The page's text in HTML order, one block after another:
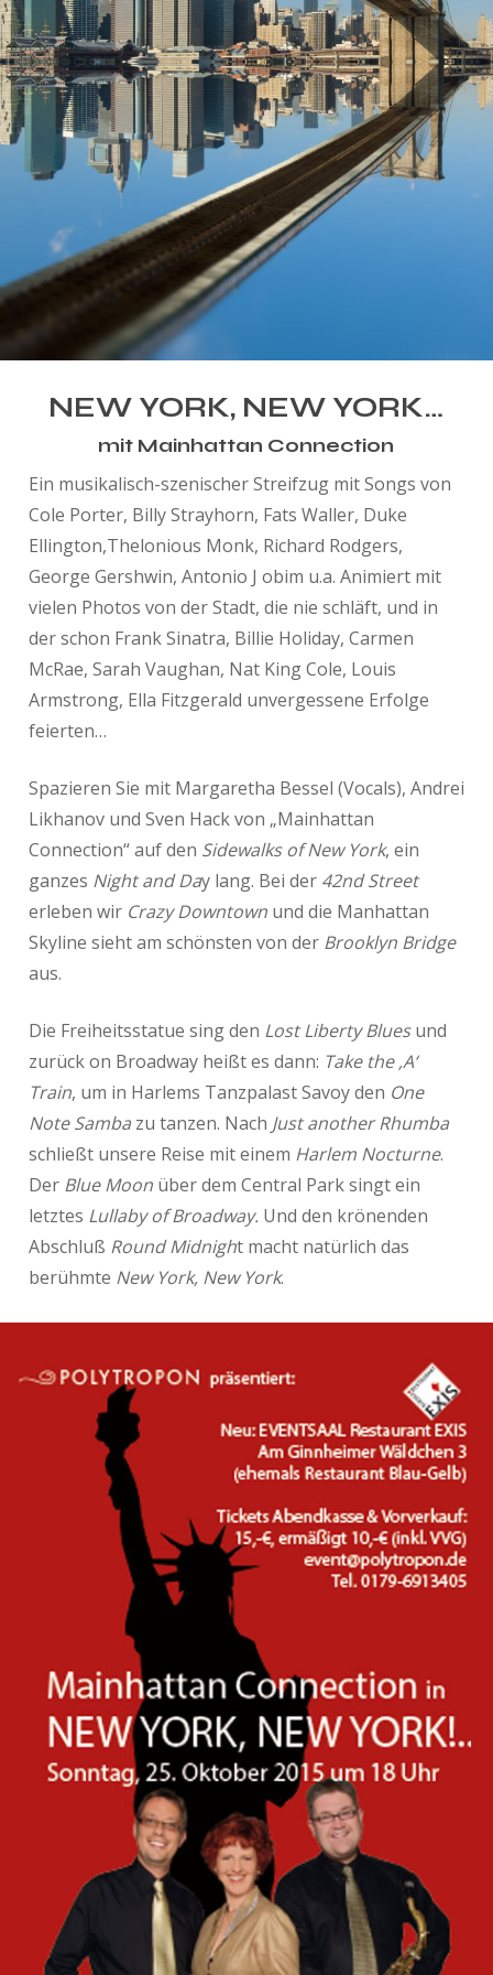
NEW YORK, NEW YORK…
mit Mainhattan Connection
Ein musikalisch-szenischer Streifzug mit Songs von
Cole Porter, Billy Strayhorn, Fats Waller, Duke
Ellington,Thelonious Monk, Richard Rodgers,
George Gershwin, Antonio J obim u.a. Animiert mit
vielen Photos von der Stadt, die nie schläft, und in
der schon Frank Sinatra, Billie Holiday, Carmen
McRae, Sarah Vaughan, Nat King Cole, Louis
Armstrong, Ella Fitzgerald unvergessene Erfolge
feierten…
Spazieren Sie mit Margaretha Bessel (Vocals), Andrei
Likhanov und Sven Hack von „Mainhattan
Connection“ auf den Sidewalks of New York, ein
ganzes Night and Day lang. Bei der 42nd Street
erleben wir Crazy Downtownund die Manhattan
Skyline sieht am schönsten von der Brooklyn Bridge
aus.
Die Freiheitsstatue sing den Lost Liberty Bluesund
zurück on Broadway heißt es dann: Take the ‚A‘
Train, um in Harlems Tanzpalast Savoy den One
Note Sambazu tanzen. Nach Just another Rhumba
schließt unsere Reise mit einem Harlem Nocturne.
Der Blue Moonüber dem Central Park singt ein
letztes Lullaby of Broadway. Und den krönenden
Abschluß Round Midnight macht natürlich das
berühmte New York, New York.